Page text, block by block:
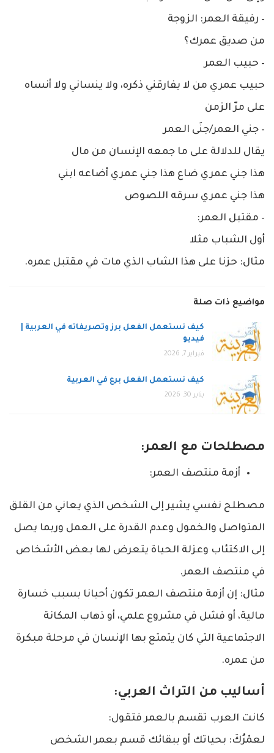
– رفيقة العمر: الزوجة
من صديق عمرك؟
– حبيب العمر
حبيب عمري من لا يفارقني ذكره، ولا ينساني ولا أنساه
على مرّ الزمن
– جني العمر/جنَى العمر
يقال للدلالة على ما جمعه الإنسان من مال
هذا جني عمري ضاع هذا جني عمري أضاعه ابني
هذا جني عمري سرقه اللصوص
– مقتبل العمر:
أول الشباب مثلا
مثال: حزنا على هذا الشاب الذي مات في مقتبل عمره.
مواضيع ذات صلة
كيف نستعمل الفعل برز وتصريفاته في العربية |
فيديو
فبراير 7, 2026
كيف نستعمل الفعل برع في العربية
يناير 30, 2026
مصطلحات مع العمر:
أزمة منتصف العمر:
مصطلح نفسي يشير إلى الشخص الذي يعاني من القلق
المتواصل والخمول وعدم القدرة على العمل وربما يصل
إلى الاكتئاب وعزلة الحياة يتعرض لها بعض الأشخاص
في منتصف العمر.
مثال: إن أزمة منتصف العمر تكون أحيانا بسبب خسارة
مالية، أو فشل في مشروع علمي، أو ذهاب المكانة
الاجتماعية التي كان يتمتع بها الإنسان في مرحلة مبكرة
من عمره.
أساليب من التراث العربي:
كانت العرب تقسم بالعمر فتقول:
لعمْرُكَ: بحياتك أو ببقائك قسم بعمر الشخص